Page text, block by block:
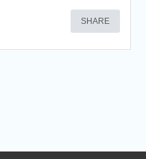
SHARE